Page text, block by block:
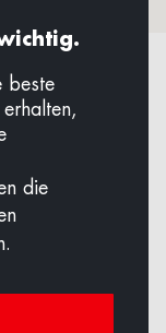
beste
die